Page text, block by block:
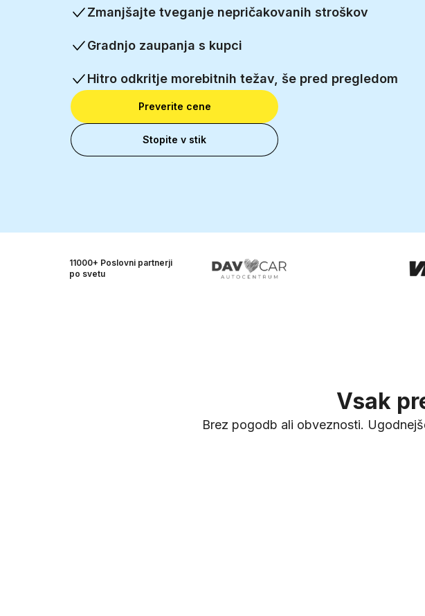
Zmanjšajte tveganje nepričakovanih stroškov
Gradnjo zaupanja s kupci
Hitro odkritje morebitnih težav, še pred pregledom
Preverite cene
Stopite v stik
11000+ Poslovni partnerji
po svetu
Vsak
Brez pogodb ali obveznosti.